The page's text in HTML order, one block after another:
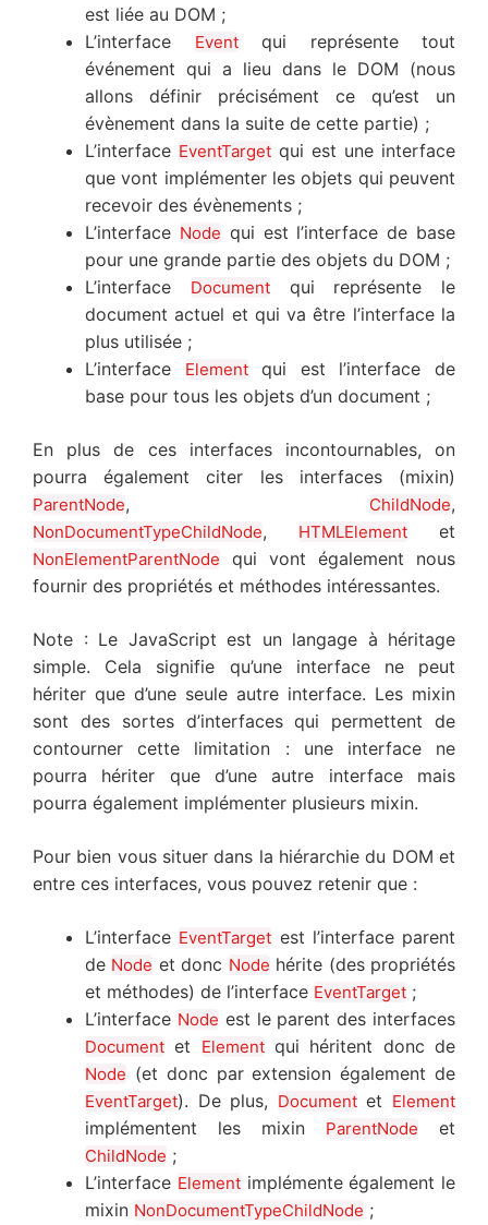
est liée au DOM ;
L’interface
Eventqui représente tout
événement qui a lieu dans le DOM (nous
allons définir précisément ce qu’est un
évènement dans la suite de cette partie) ;
L’interface EventTarget qui est une interface
que vont implémenter les objets qui peuvent
recevoir des évènements ;
L’interface Node qui est l’interface de base
pour une grande partie des objets du DOM ;
L’interface Documentqui représente le
document actuel et qui va être l’interface la
plus utilisée ;
L’interface Elementqui est l’interface de
base pour tous les objets d’un document ;
En plus de ces interfaces incontournables, on
pourra également citer les interfaces (mixin)
ParentNode, ChildNode,
NonDocumentTypeChildNode, HTMLElement et
NonElementParentNode qui vont également nous
fournir des propriétés et méthodes intéressantes.
Note : Le JavaScript est un langage à héritage
simple. Cela signifie qu’une interface ne peut
hériter que d’une seule autre interface. Les mixin
sont des sortes d’interfaces qui permettent de
contourner cette limitation : une interface ne
pourra hériter que d’une autre interface mais
pourra également implémenter plusieurs mixin.
Pour bien vous situer dans la hiérarchie du DOM et
entre ces interfaces, vous pouvez retenir que :
L’interface EventTarget est l’interface parent
de Node et donc Node hérite (des propriétés
et méthodes) de l’interface EventTarget ;
L’interface Node est le parent des interfaces
Document et Elementqui héritent donc de
Node (et donc par extension également de
EventTarget). De plus, Documentet Element
implémentent les mixin ParentNode et
ChildNode ;
L’interface Elementimplémente également le
mixin NonDocumentTypeChildNode ;